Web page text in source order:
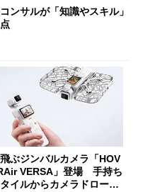
ンサルが「知識やスキル」
ぶジンバルカメラ「HOV
VERSA」登場 手持ち
イルからカメラドローン